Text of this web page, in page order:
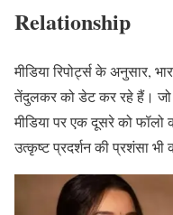
Relationship
मीडिया रिपोर्ट्स के अनुसार,
तेंदुलकर को डेट कर रहे हैं।
मीडिया पर एक दूसरे को
उत्कृष्ट प्रदर्शन की प्रशंसा भी